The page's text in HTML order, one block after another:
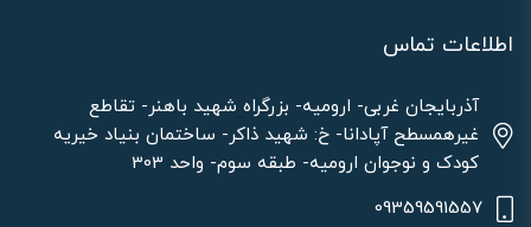
اطلاعات تماس
آذربایجان غربی- ارومیه- بزرگراه شهید باهنر- تقاطع
غیرهمسطح آپادانا- خ: شهید ذاکر- ساختمان بنیاد خیریه
کودک و نوجوان ارومیه- طبقه سوم- واحد 303
09359591557